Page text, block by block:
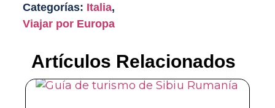
Categorías: Italia,
Viajar por Europa
Artículos Relacionados